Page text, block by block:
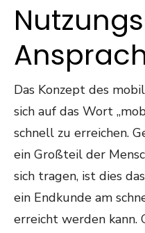
Das Konzept des
sich auf das Wort
schnell zu erreichen.
ein Großteil der
sich tragen, ist dies
ein Endkunde am
erreicht werden kann.